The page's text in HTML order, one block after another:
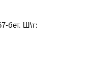
бет. Ш\т: